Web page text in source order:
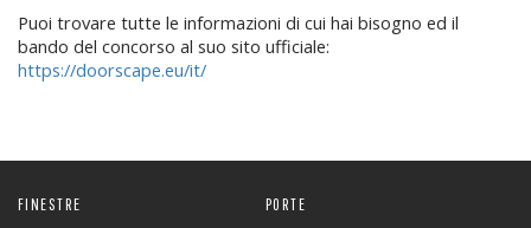
Puoi trovare tutte le informazioni di cui hai bisogno ed il
bando del concorso al suo sito ufficiale:
https://doorscape.eu/it/
FINESTRE PORTE